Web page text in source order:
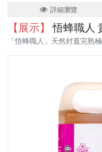
詳細瀏覽
【展示】 悟蜂職人
「悟蜂職人」天然封蓋完熟